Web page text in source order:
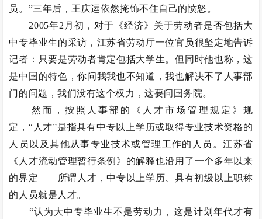
员。”三年后，王庆运依然掩饰不住自己的愤怒。
2005年2月初，对于《经济》关于劳动者是否包括大
中专毕业生的采访，江苏省劳动厅一位官员很坚定地告诉
记者：只要是劳动者肯定包括大学生。但同时他也称，这
是中国的特色，你问我我也不知道，我也解决不了人事部
门的问题，我们没有这个权力，这要问国务院。
然而，按照人事部的《人才市场管理规定》规
定，“人才”是指具有中专以上学历或取得专业技术资格的
人员以及其他从事专业技术或管理工作的人员。江苏省
《人才流动管理暂行条例》的解释也沿用了一个多年以来
的界定——所谓人才，中专以上学历、具有初级以上职称
的人员就是人才。
“认为大中专毕业生不是劳动力，这是计划年代才有